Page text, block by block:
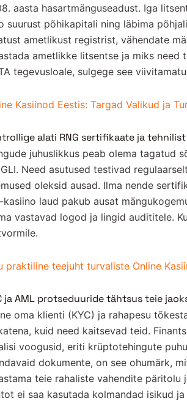
aasta hasartmänguseadust. Iga
suurust põhikapitali ning läbima
ametlikust registrist, vähendate
ametlikke litsentse ja miks need
tegevusloale, sulgege see
Kasiinod Eestis: Targad Valikud ja
alati RNG sertifikaate ja
juhuslikkus peab olema tagatud
Need asutused testivad
oleksid ausad. Ilma nende
kasiino laud pakub ausat
vastavad logod ja lingid audititele.
praktiline teejuht turvaliste Online
ja AML protseduuride tähtsus teie
oma klienti (KYC) ja rahapesu
kuid need kaitsevad teid.
voogusid, eriti krüptotehingute
dokumente, on see ohumärk,
teie rahaliste vahendite päritolu
ei saa kasutada kolmandad isikud